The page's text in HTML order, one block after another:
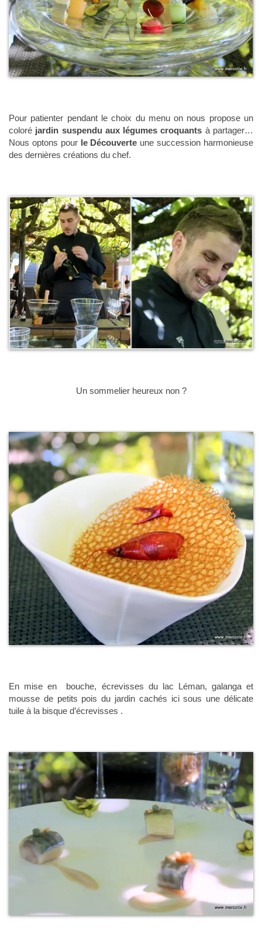
Pour patienter pendant le choix du menu on nous propose un
coloré jardin suspendu aux légumes croquants à partager…
Nous optons pour le Découverte une succession harmonieuse
des dernières créations du chef.
Un sommelier heureux non ?
En mise en bouche, écrevisses du lac Léman, galanga et
mousse de petits pois du jardin cachés ici sous une délicate
tuile à la bisque d’écrevisses .